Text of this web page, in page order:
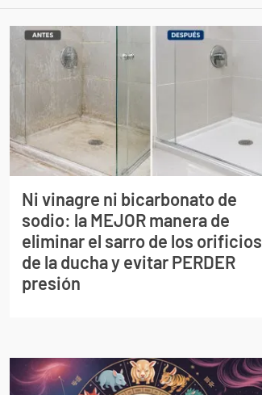
Ni vinagre ni bicarbonato de
sodio: la MEJOR manera de
eliminar el sarro de los orificios
de la ducha y evitar PERDER
presión